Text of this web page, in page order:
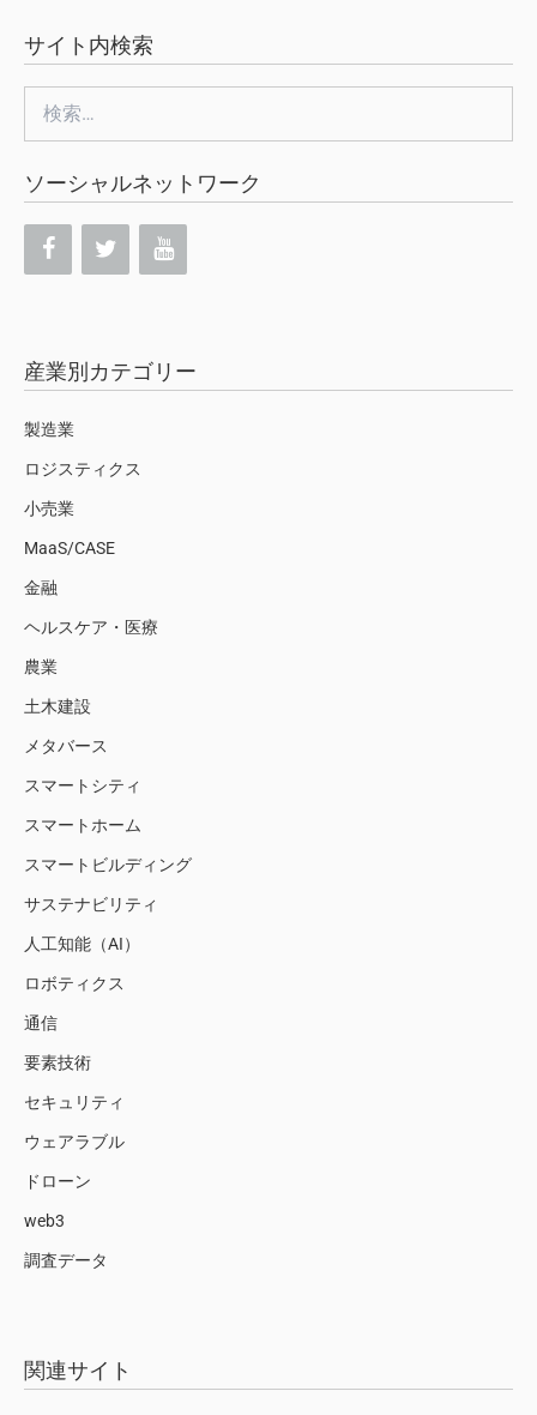
サイト内検索
索:
ソーシャルネットワーク
産業別カテゴリー
製造業
ロジスティクス
小売業
MaaS/CASE
金融
ヘルスケア・医療
農業
土木建設
メタバース
スマートシティ
スマートホーム
スマートビルディング
サステナビリティ
人工知能（AI）
ロボティクス
通信
要素技術
セキュリティ
ウェアラブル
ドローン
web3
調査データ
関連サイト